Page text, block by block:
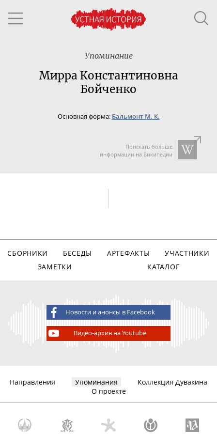
Упоминание
Мирра Константиновна
Бойченко
Основная форма: Бальмонт М. К.
Поискать больше
информации на Википедии
СБОРНИКИ БЕСЕДЫ АРТЕФАКТЫ
УЧАСТНИКИ
ЗАМЕТКИ
КАТАЛОГ
Новости и анонсы в Facebook
Видео-архив на Youtube
Направления Упоминания
Коллекция Дувакина
О проекте